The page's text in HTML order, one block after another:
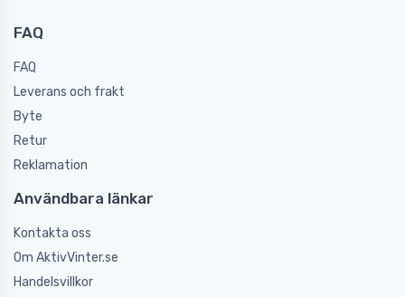
FAQ
FAQ
Leverans och frakt
Byte
Retur
Reklamation
Användbara länkar
Kontakta oss
Om AktivVinter.se
Handelsvillkor